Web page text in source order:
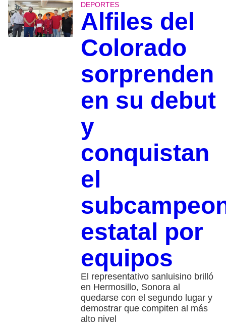
DEPORTES
Alfiles del
Colorado
sorprenden
en su debut
y
conquistan
el
estatal por
equipos
El representativo sanluisino brilló
en Hermosillo, Sonora al
quedarse con el segundo lugar y
demostrar que compiten al más
alto nivel